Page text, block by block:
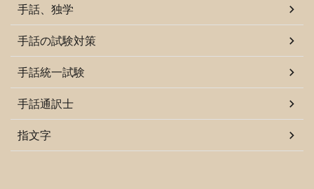
手話、独学
手話の試験対策
手話統一試験
手話通訳士
指文字